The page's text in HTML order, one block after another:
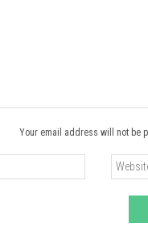
Your email address will not be